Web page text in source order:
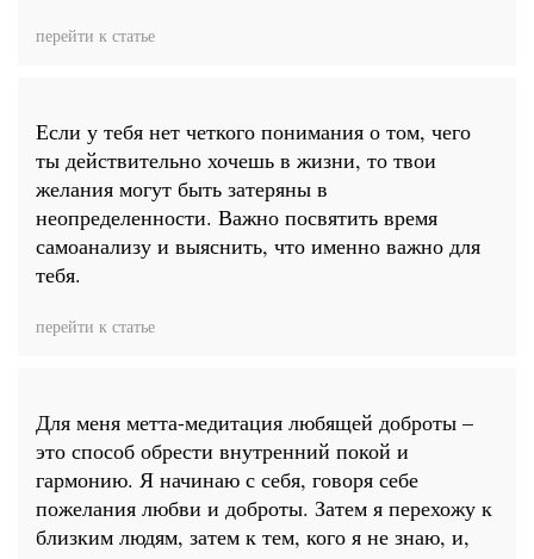
перейти к статье
Если у тебя нет четкого понимания о том, чего
ты действительно хочешь в жизни, то твои
желания могут быть затеряны в
неопределенности. Важно посвятить время
самоанализу и выяснить, что именно важно для
тебя.
перейти к статье
Для меня метта-медитация любящей доброты –
это способ обрести внутренний покой и
гармонию. Я начинаю с себя, говоря себе
пожелания любви и доброты. Затем я перехожу к
близким людям, затем к тем, кого я не знаю, и,